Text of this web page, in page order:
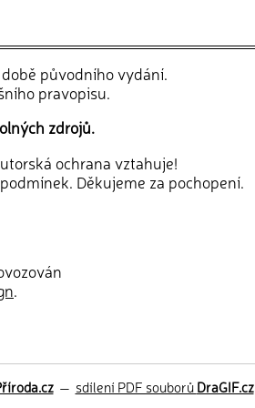
původního vydání.
pravopisu.
zdrojů.
ochrana vztahuje!
Děkujeme za pochopení.
.
— sdílení PDF souborůDraGIF.cz